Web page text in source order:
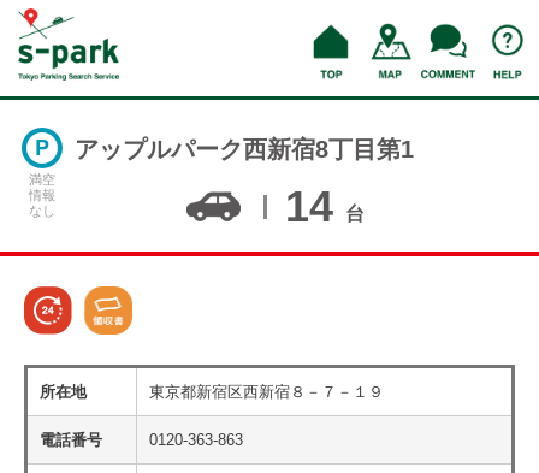
満空
情報
なし
アップルパーク西新宿8丁目第1
14 台
所在地 東京都新宿区西新宿８－７－１９
電話番号 0120-363-863